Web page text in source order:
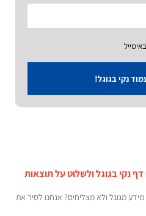
נקי בגוגל!
נקי בגוגל ולשלוט על תוצאות
מגוגל ולא מצליחים? אנחנו לסיר את